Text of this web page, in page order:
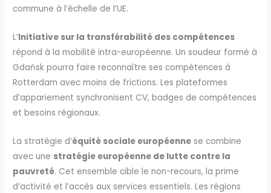
commune à l’échelle de l’UE.
L’Initiative sur la transférabilité des compétences
répond à la mobilité intra-européenne. Un soudeur formé à
Gdańsk pourra faire reconnaître ses compétences à
Rotterdam avec moins de frictions. Les plateformes
d’appariement synchronisent CV, badges de compétences
et besoins régionaux.
La stratégie d’équité sociale européenne se combine
avec une stratégie européenne de lutte contre la
pauvreté. Cet ensemble cible le non-recours, la prime
d’activité et l’accès aux services essentiels. Les régions